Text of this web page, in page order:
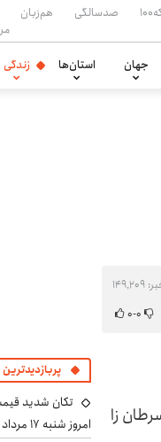
صدسالگی هم‌زبان
جهان استان‌ها زندگی
۰-۰
زا
پربازدیدترین
تکان شدید
امروز شنبه ۱۷ مرداد ۱۴۰۵